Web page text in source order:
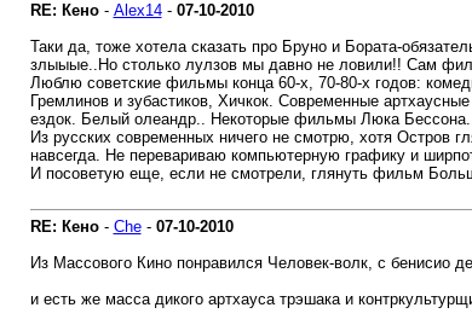
RE: Кено- Alex14- 07-10-2010
Таки да, тоже хотела сказать про Бруно и Бората-
злыыые..Но столько лулзов мы давно не ловили!! Сам
Люблю советские фильмы конца 60-х, 70-80-х годов:
Гремлинов и зубастиков, Хичкок. Современные
ездок. Белый олеандр.. Некоторые фильмы Люка
Из русских современных ничего не смотрю, хотя Остров
навсегда. Не перевариваю компьютерную графику и
И посоветую еще, если не смотрели, глянуть фильм
RE: Кено- Che- 07-10-2010
Из Массового Кино понравился Человек-волк, с
и есть же масса дикого артхауса трэшака и